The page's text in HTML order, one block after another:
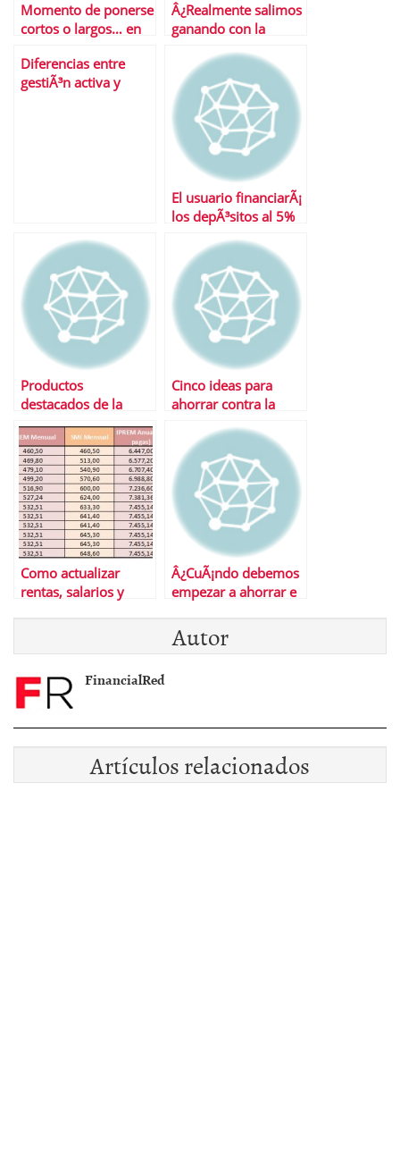
Momento de ponerse
cortos o largos… en
fijo
Â¿Realmente salimos
ganando con la
Diferencias entre
gestiÃ³n activa y
El usuario financiarÃ¡
los depÃ³sitos al 5%
Productos
destacados de la
semana
Cinco ideas para
ahorrar contra la
Como actualizar
rentas, salarios y
Â¿CuÃ¡ndo debemos
empezar a ahorrar e
Autor
FinancialRed
Artículos relacionados